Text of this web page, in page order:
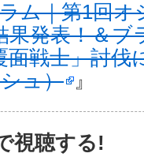
ム｜第1回
果発表！＆ブ
戦士」討伐
ュ）
』
視聴する!